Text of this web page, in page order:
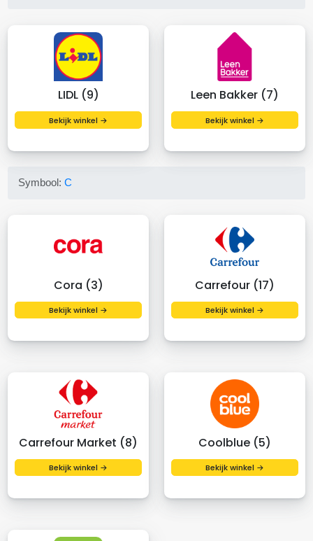
LIDL (9)
Bekijk winkel →
Leen Bakker (7)
Bekijk winkel →
Symbool:C
Cora (3)
Bekijk winkel →
Carrefour (17)
Bekijk winkel →
Carrefour Market (8)
Bekijk winkel →
Coolblue (5)
Bekijk winkel →